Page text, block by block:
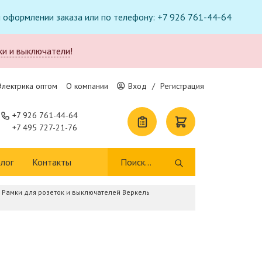
оформлении заказа или по телефону: +7 926 761-44-64
и выключатели!
оптом О компании Вход / Регистрация
+7 926 761-44-64
+7 495 727-21-76
Контакты
Рамки для розеток и выключателей Веркель